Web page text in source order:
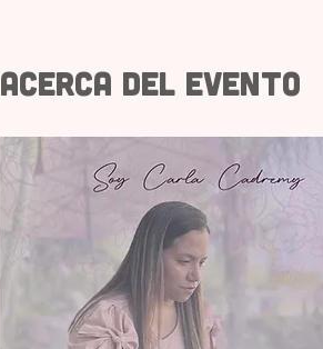
Acerca del evento